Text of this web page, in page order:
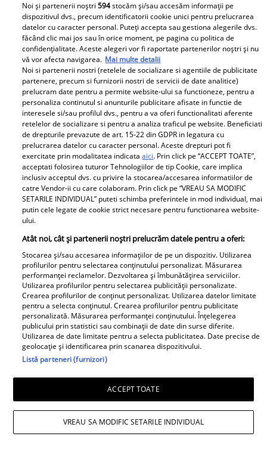
Ioana Ginghină, mesaj tăios pentru
admiratori: „Nu postez poze în costum
de baie ca să îmi găsesc iubit. Nici
amant”
Proiecte speciale
Peste 100 de pensionari români
au dispărut în fiecare zi, în
Topul celor mai afectate județe
Noi și partenerii noștri594stocăm și/sau accesăm informații pe
dispozitivul dvs., precum identificatorii cookie unici pentru prelucrarea
datelor cu caracter personal. Puteți accepta sau gestiona alegerile dvs.
făcând clic mai jos sau în orice moment, pe pagina cu politica de
confidențialitate. Aceste alegeri vor fi raportate partenerilor noștri și nu
vă vor afecta navigarea. Mai multe detalii
Noi si partenerii nostri (retelele de socializare si agentiile de publicitate
partenere, precum si furnizorii nostri de servicii de date analitice)
prelucram date pentru a permite website-ului sa functioneze, pentru a
personaliza continutul si anunturile publicitare afisate in functie de
interesele si/sau profilul dvs., pentru a va oferi functionalitati aferente
retelelor de socializare si pentru a analiza traficul pe website. Beneficiati
de drepturile prevazute de art. 15-22 din GDPR in legatura cu
prelucrarea datelor cu caracter personal. Aceste drepturi pot fi
exercitate prin modalitatea indicataaici. Prin click pe “ACCEPT TOATE”,
acceptati folosirea tuturor Tehnologiilor de tip Cookie, care implica
inclusiv acceptul dvs. cu privire la stocarea/accesarea informatiilor de
catre Vendor-ii cu care colaboram. Prin click pe “VREAU SA MODIFIC
SETARILE INDIVIDUAL” puteti schimba preferintele in mod individual, mai
putin cele legate de cookie strict necesare pentru functionarea website-
ului.
Atât noi, cât și partenerii noștri prelucrăm datele pentru a oferi:
Stocarea și/sau accesarea informațiilor de pe un dispozitiv. Utilizarea
profilurilor pentru selectarea conținutului personalizat. Măsurarea
performanței reclamelor. Dezvoltarea și îmbunătățirea serviciilor.
Utilizarea profilurilor pentru selectarea publicității personalizate.
Crearea profilurilor de conținut personalizat. Utilizarea datelor limitate
pentru a selecta conținutul. Crearea profilurilor pentru publicitate
personalizată. Măsurarea performanței conținutului. Înțelegerea
publicului prin statistici sau combinații de date din surse diferite.
Utilizarea de date limitate pentru a selecta publicitatea. Date precise de
geolocație și identificarea prin scanarea dispozitivului.
Listă parteneri (furnizori)
ACCEPT TOATE
VREAU SA MODIFIC SETARILE INDIVIDUAL